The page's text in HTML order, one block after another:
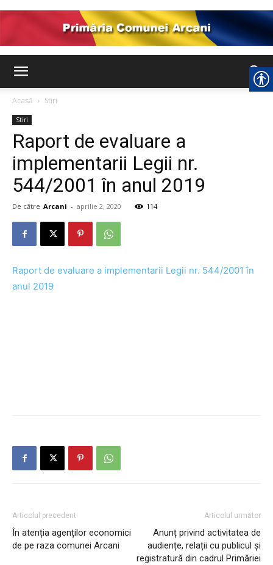
Acasă Stiri
Stiri
Raport de evaluare a
implementarii Legii nr.
544/2001 în anul 2019
De către Arcani - aprilie 2, 2020 114
Raport de evaluare a implementarii Legii nr. 544/2001 în
anul 2019
Articolul precedent
În atenția agenților economici
de pe raza comunei Arcani
Articolul următor
Anunț privind activitatea de
audiențe, relații cu publicul și
registratură din cadrul Primăriei